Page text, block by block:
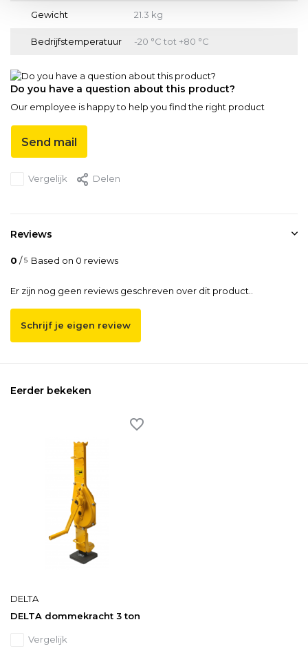
Gewicht 21.3 kg
Bedrijfstemperatuur -20 °C tot +80 °C
Do you have a question about this product?
Our employee is happy to help you find the right product
Send mail
Vergelijk Delen
Reviews
0 /5 Based on 0 reviews
Er zijn nog geen reviews geschreven over dit product..
Schrijf je eigen review
Eerder bekeken
DELTA
DELTA dommekracht 3 ton
Vergelijk